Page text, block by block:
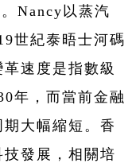
Nancy以蒸汽
世紀泰晤士河碼
速度是指數級
年，而當前金融
大幅縮短。香
發展，相關培